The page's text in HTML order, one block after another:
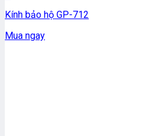
Kính bảo hộ GP-712
Mua ngay